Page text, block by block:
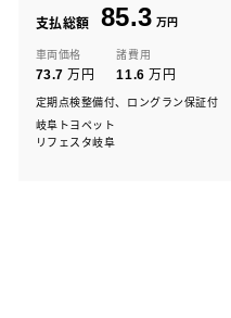
支払総額 85.3 万円
車両価格
73.7 万円
諸費用
11.6 万円
定期点検整備付、ロングラン保証付
岐阜トヨペット
リフェスタ岐阜